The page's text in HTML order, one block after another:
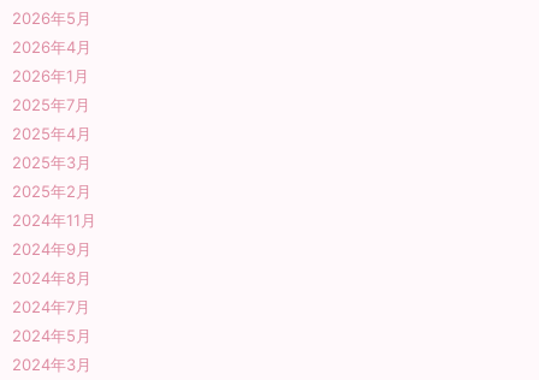
2026年5月
2026年4月
2026年1月
2025年7月
2025年4月
2025年3月
2025年2月
2024年11月
2024年9月
2024年8月
2024年7月
2024年5月
2024年3月